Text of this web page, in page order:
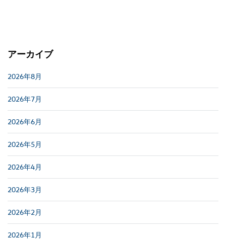
アーカイブ
2026年8月
2026年7月
2026年6月
2026年5月
2026年4月
2026年3月
2026年2月
2026年1月